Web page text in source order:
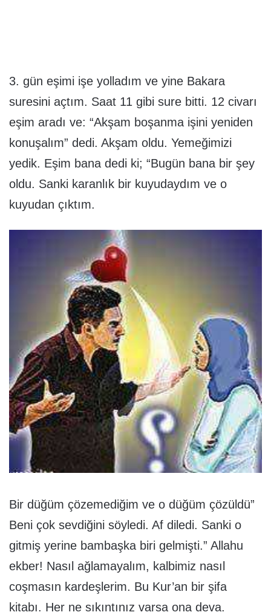
3. gün eşimi işe yolladım ve yine Bakara
suresini açtım. Saat 11 gibi sure bitti. 12 civarı
eşim aradı ve: “Akşam boşanma işini yeniden
konuşalım” dedi. Akşam oldu. Yemeğimizi
yedik. Eşim bana dedi ki; “Bugün bana bir şey
oldu. Sanki karanlık bir kuyudaydım ve o
kuyudan çıktım.
Bir düğüm çözemediğim ve o düğüm çözüldü”
Beni çok sevdiğini söyledi. Af diledi. Sanki o
gitmiş yerine bambaşka biri gelmişti.” Allahu
ekber! Nasıl ağlamayalım, kalbimiz nasıl
coşmasın kardeşlerim. Bu Kur’an bir şifa
kitabı. Her ne sıkıntınız varsa ona deva.